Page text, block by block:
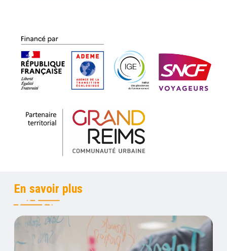
Contenu
Titre
En savoir plus
Contenus
Recherche et développement